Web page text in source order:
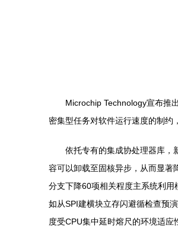
Microchip Technology宣布推
密集型任务对软件运行速度的制约
依托专有的集成协处理器库，
容可以卸载至固核异步，从而显著
分支下降60项相关程度主系统利用
如从SPI建横块立存闪避循检查预
度受CPU集中延时熔尺的环境适